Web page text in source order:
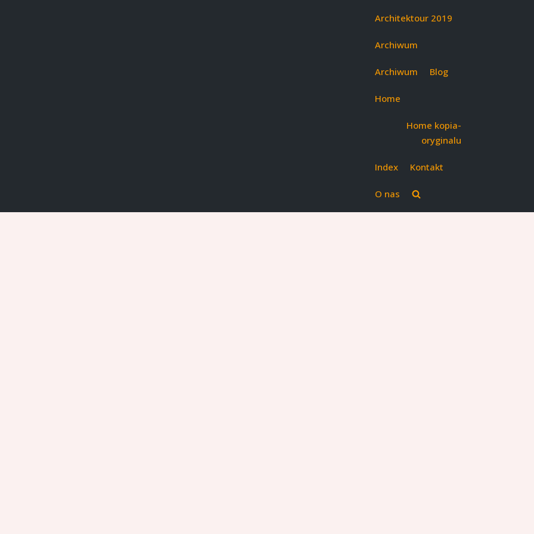
Architektour 2019
Archiwum
Archiwum Blog
Home
Home kopia-
oryginalu
Index Kontakt
O nas